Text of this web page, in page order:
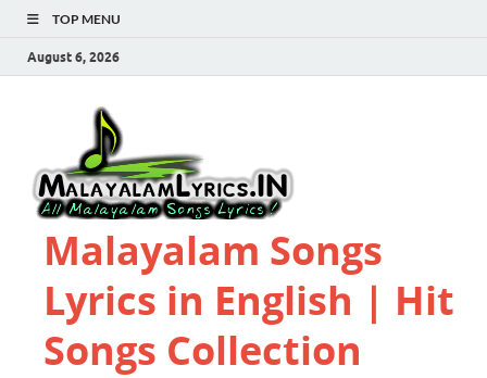
TOP MENU
August 6, 2026
Malayalam Songs
Lyrics in English | Hit
Songs Collection